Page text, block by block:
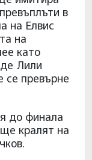
в
на Елвис
на
като
Лили
се превърне
до финала
кралят на